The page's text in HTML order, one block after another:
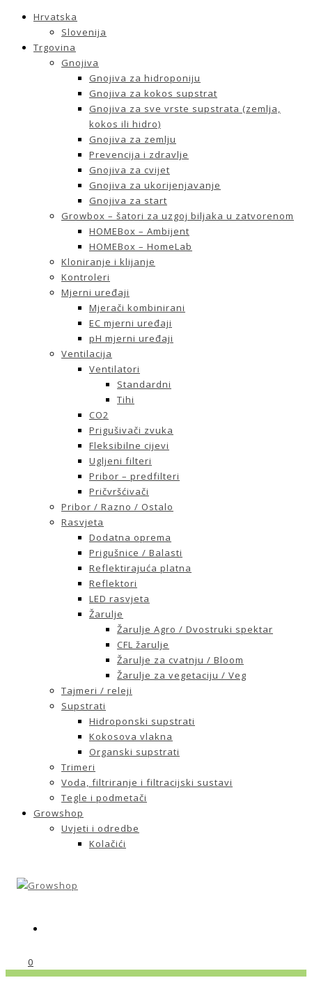
Hrvatska
Slovenija
Trgovina
Gnojiva
Gnojiva za hidroponiju
Gnojiva za kokos supstrat
Gnojiva za sve vrste supstrata (zemlja,
kokos ili hidro)
Gnojiva za zemlju
Prevencija i zdravlje
Gnojiva za cvijet
Gnojiva za ukorijenjavanje
Gnojiva za start
Growbox – šatori za uzgoj biljaka u zatvorenom
HOMEBox – Ambijent
HOMEBox – HomeLab
Kloniranje i klijanje
Kontroleri
Mjerni uređaji
Mjerači kombinirani
EC mjerni uređaji
pH mjerni uređaji
Ventilacija
Ventilatori
Standardni
Tihi
CO2
Prigušivači zvuka
Fleksibilne cijevi
Ugljeni filteri
Pribor – predfilteri
Pričvršćivači
Pribor / Razno / Ostalo
Rasvjeta
Dodatna oprema
Prigušnice / Balasti
Reflektirajuća platna
Reflektori
LED rasvjeta
Žarulje
Žarulje Agro / Dvostruki spektar
CFL žarulje
Žarulje za cvatnju / Bloom
Žarulje za vegetaciju / Veg
Tajmeri / releji
Supstrati
Hidroponski supstrati
Kokosova vlakna
Organski supstrati
Trimeri
Voda, filtriranje i filtracijski sustavi
Tegle i podmetači
Growshop
Uvjeti i odredbe
Kolačići
0